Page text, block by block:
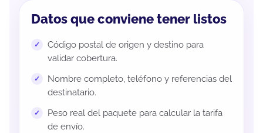
Datos que conviene tener listos
Código postal de origen y destino para
validar cobertura.
Nombre completo, teléfono y referencias del
destinatario.
Peso real del paquete para calcular la tarifa
de envío.